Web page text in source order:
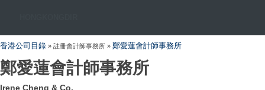
香港公司目錄 » 註冊會計師事務所 » 鄭愛蓮會計師事務所
鄭愛蓮會計師事務所
Irene Cheng & Co.